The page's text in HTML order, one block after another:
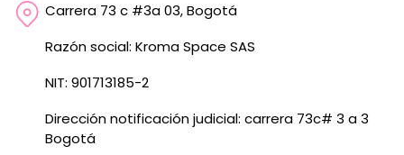
Carrera 73 c #3a 03, Bogotá
Razón social: Kroma Space SAS
NIT: 901713185-2
Dirección notificación judicial: carrera 73c# 3 a 3
Bogotá